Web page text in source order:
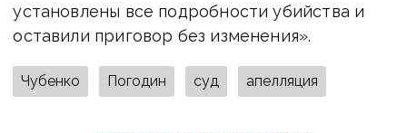
установлены все подробности убийства и
оставили приговор без изменения».
Чубенко Погодин суд апелляция